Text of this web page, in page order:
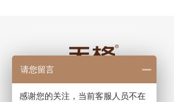
请您留言
感谢您的关注，当前客服人员不在